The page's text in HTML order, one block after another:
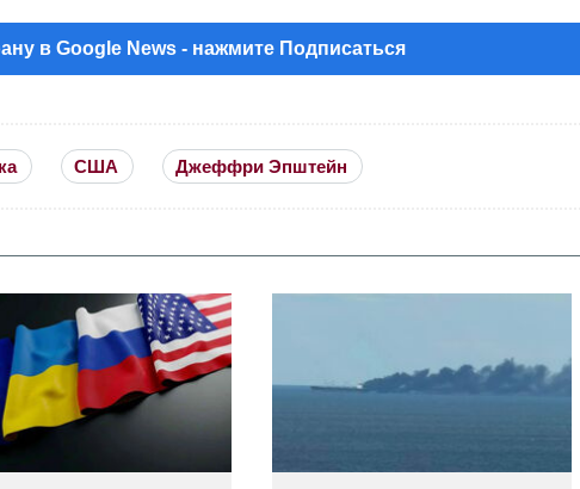
в Google News - нажмите Подписаться
США Джеффри Эпштейн